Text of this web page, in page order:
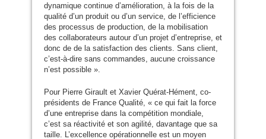
dynamique continue d’amélioration, à la fois de la
qualité d’un produit ou d’un service, de l’efficience
des processus de production, de la mobilisation
des collaborateurs autour d’un projet d’entreprise, et
donc de de la satisfaction des clients. Sans client,
c’est-à-dire sans commandes, aucune croissance
n’est possible ».
Pour Pierre Girault et Xavier Quérat-Hément, co-
présidents de France Qualité, « ce qui fait la force
d’une entreprise dans la compétition mondiale,
c’est sa réactivité et son agilité, davantage que sa
taille. L’excellence opérationnelle est un moyen